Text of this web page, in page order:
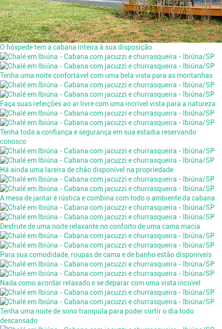
O hóspede tem a cabana inteira à sua disposição
Tenha uma noite confortável com uma bela vista para as montanhas
Faça suas refeições ao ar livre com uma incrível vista para a natureza
Tenha toda a confiança e segurança em sua estadia reservando
conosco
Há ainda uma lareira de chão disponível na propriedade
A mesa de jantar é rústica e combina com todo o ambiente da cabana
Desfrute de uma noite relaxante no conforto de uma cama macia
Para sua comodidade, roupas de cama e de banho estão disponíveis
Nada como acordar relaxado e se deparar com uma vista incrível
Tenha uma noite de sono tranquila para poder curtir o dia todo
descansado